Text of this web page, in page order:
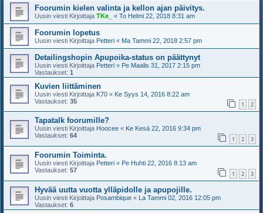
Foorumin kielen valinta ja kellon ajan päivitys.
Uusin viesti Kirjoittaja TKe_ « To Helmi 22, 2018 8:31 am
Foorumin lopetus
Uusin viesti Kirjoittaja Petteri « Ma Tammi 22, 2018 2:57 pm
Detailingshopin Apupoika-status on päättynyt
Uusin viesti Kirjoittaja Petteri « Pe Maalis 31, 2017 2:15 pm
Vastaukset: 1
Kuvien liittäminen
Uusin viesti Kirjoittaja K70 « Ke Syys 14, 2016 8:22 am
Vastaukset: 35 1 2
Tapatalk foorumille?
Uusin viesti Kirjoittaja Hoocee « Ke Kesä 22, 2016 9:34 pm
Vastaukset: 64 1 2 3
Foorumin Toiminta.
Uusin viesti Kirjoittaja Petteri « Pe Huhti 22, 2016 8:13 am
Vastaukset: 57 1 2 3
Hyvää uutta vuotta ylläpidolle ja apupojille.
Uusin viesti Kirjoittaja Posambique « La Tammi 02, 2016 12:05 pm
Vastaukset: 6